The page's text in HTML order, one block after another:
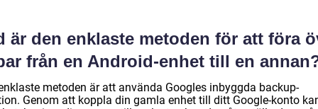
är den enklaste metoden för att föra
från en Android-enhet till en
metoden är att använda Googles inbyggda backup-
Genom att koppla din gamla enhet till ditt Google-konto